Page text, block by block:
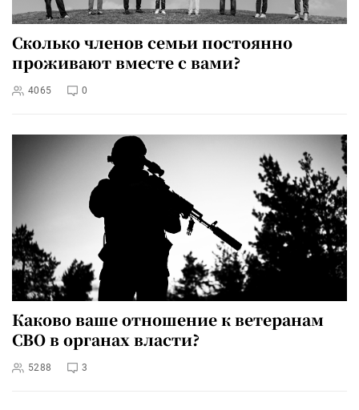
Сколько членов семьи постоянно
проживают вместе с вами?
4065 0
Каково ваше отношение к ветеранам
СВО в органах власти?
5288 3